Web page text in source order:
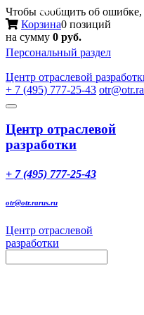
Чтобы сообщить об
Корзина0 позиций
на сумму 0 руб.
Персональный раздел
Центр отраслевой
+ 7 (495) 777-25-43
Toggle
Меню
Центр отраслевой
разработки
+ 7 (495) 777-25-43
otr@otr.rarus.ru
Центр отраслевой
разработки